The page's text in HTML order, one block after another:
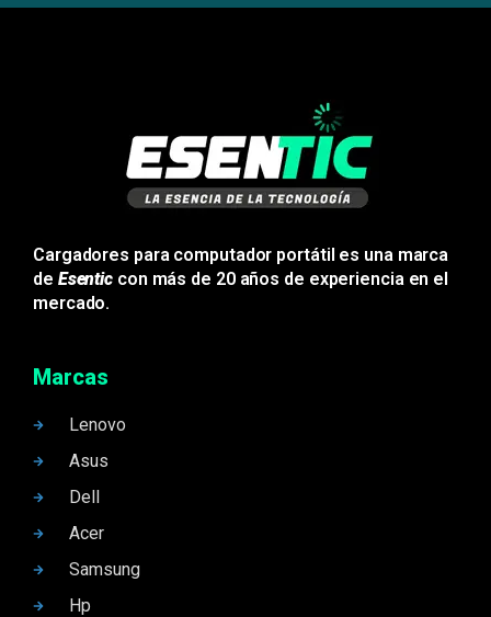
Cargadores para computador portátil es una marca
de Esentic con más de 20 años de experiencia en el
mercado.
Marcas
Lenovo
Asus
Dell
Acer
Samsung
Hp